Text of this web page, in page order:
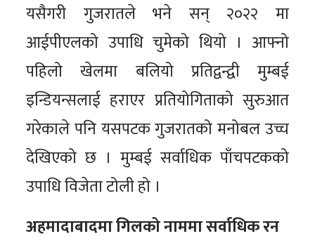
यसैगरी गुजरातले भने सन् २०२२ मा
आईपीएलको उपाधि चुमेको थियो । आफ्नो
पहिलो खेलमा बलियो प्रतिद्वन्द्वी मुम्बई
इन्डियन्सलाई हराएर प्रतियोगिताको सुरुआत
गरेकाले पनि यसपटक गुजरातको मनोबल उच्च
देखिएको छ । मुम्बई सर्वाधिक पाँचपटकको
उपाधि विजेता टोली हो ।
अहमादाबादमा गिलको नाममा सर्वाधिक रन